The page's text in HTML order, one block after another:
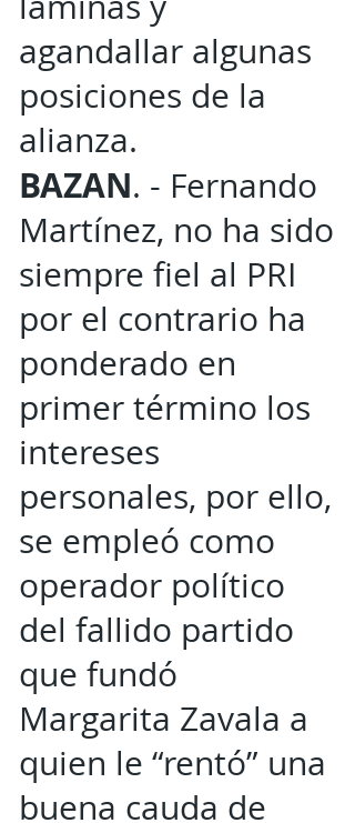
agandallar algunas
posiciones de la
alianza.
BAZAN. - Fernando
Martínez, no ha sido
siempre fiel al PRI
por el contrario ha
ponderado en
primer término los
intereses
personales, por ello,
se empleó como
operador político
del fallido partido
que fundó
Margarita Zavala a
quien le “rentó” una
buena cauda de